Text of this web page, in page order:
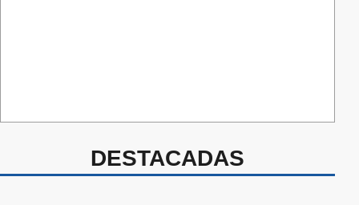
DESTACADAS